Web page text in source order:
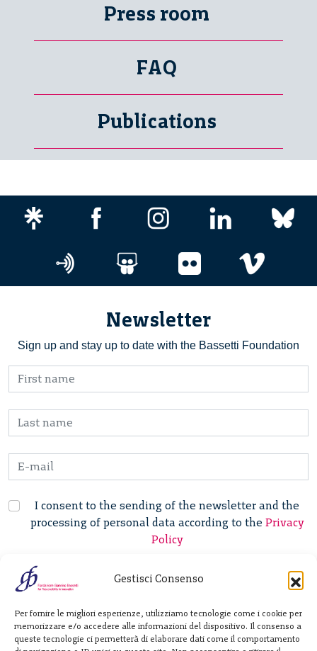
Gestisci Consenso
Per fornire le migliori esperienze, utilizziamo tecnologie come i cookie per
memorizzare e/o accedere alle informazioni del dispositivo. Il consenso a
queste tecnologie ci permetterà di elaborare dati come il comportamento
Press room
FAQ
Publications
Newsletter
Sign up and stay up to date with the Bassetti Foundation
I consent to the sending of the newsletter and the
processing of personal data according to the Privacy
Policy
Giannino Bassetti ETS